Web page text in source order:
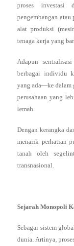
proses investasi
pengembangan
alat produksi
tenaga kerja yang
Adapun
berbagai individu
yang ada—ke dalam
perusahaan yang
lemah.
Dengan kerangka
menarik perhatian
tanah oleh
transnasional.
Sejarah Monopoli
Sebagai sistem
dunia. Artinya,